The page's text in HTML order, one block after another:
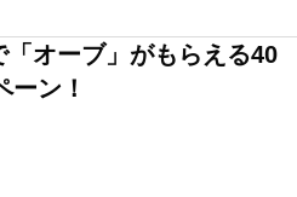
「オーブ」がもらえる40
ン！